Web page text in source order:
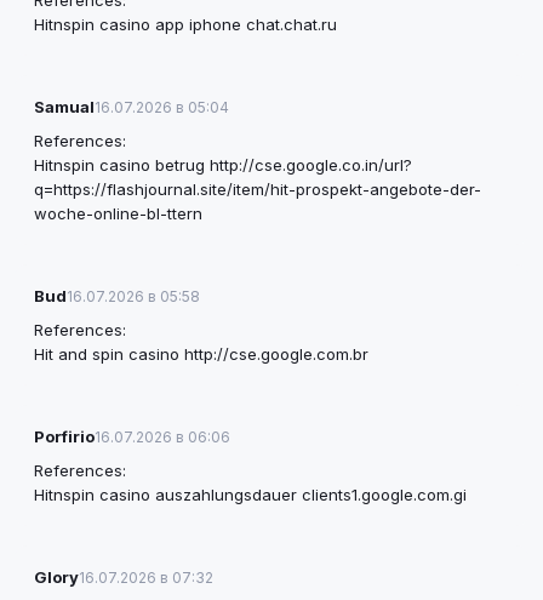
Hitnspin casino app iphone chat.chat.ru
Samual16.07.2026 в 05:04
References:
Hitnspin casino betrug http://cse.google.co.in/url?
q=https://flashjournal.site/item/hit-prospekt-angebote-der-
woche-online-bl-ttern
Bud16.07.2026 в 05:58
References:
Hit and spin casino http://cse.google.com.br
Porfirio16.07.2026 в 06:06
References:
Hitnspin casino auszahlungsdauer clients1.google.com.gi
Glory16.07.2026 в 07:32